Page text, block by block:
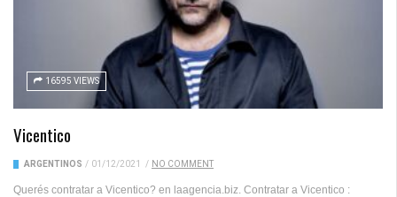
16595 VIEWS
Vicentico
ARGENTINOS / 01/12/2021 / NO COMMENT
Querés contratar a Vicentico? en laagencia.biz. Contratar a Vicentico :